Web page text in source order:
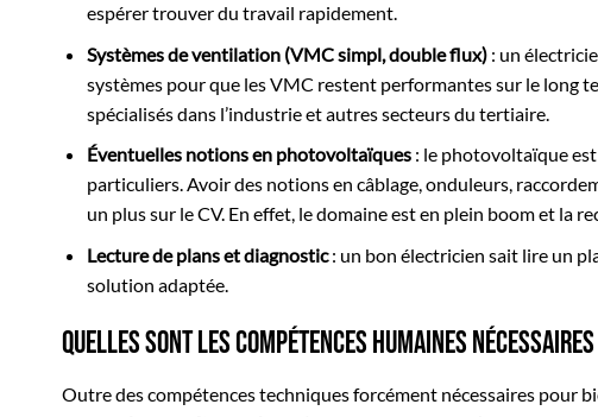
espérer trouver du travail rapidement.
Systèmes de ventilation (VMC simpl, double flux): un
systèmes pour que les VMC restent performantes sur le long
spécialisés dans l’industrie et autres secteurs du tertiaire.
Éventuelles notions en photovoltaïques: le photovoltaïque est
particuliers. Avoir des notions en câblage, onduleurs,
un plus sur le CV. En effet, le domaine est en plein boom et la
Lecture de plans et diagnostic: un bon électricien sait lire un
solution adaptée.
Quelles sont les compétences humaines
Outre des compétences techniques forcément nécessaires pour